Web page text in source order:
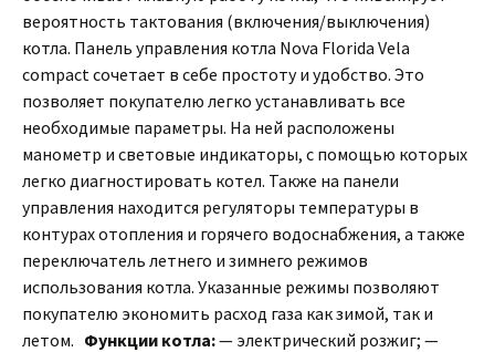
вероятность тактования (включения/выключения)
котла. Панель управления котла Nova Florida Vela
сompact сочетает в себе простоту и удобство. Это
позволяет покупателю легко устанавливать все
необходимые параметры. На ней расположены
манометр и световые индикаторы, с помощью которых
легко диагностировать котел. Также на панели
управления находится регуляторы температуры в
контурах отопления и горячего водоснабжения, а также
переключатель летнего и зимнего режимов
использования котла. Указанные режимы позволяют
покупателю экономить расход газа как зимой, так и
летом. Функции котла:— электрический розжиг; —